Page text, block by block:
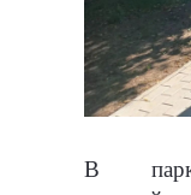
В